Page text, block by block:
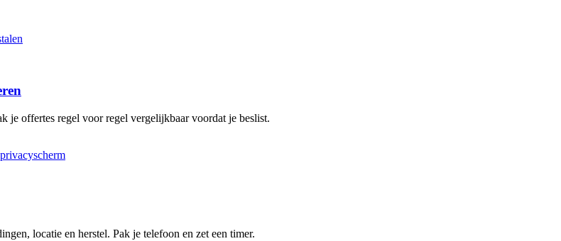
je offertes regel voor regel vergelijkbaar voordat je beslist.
locatie en herstel. Pak je telefoon en zet een timer.